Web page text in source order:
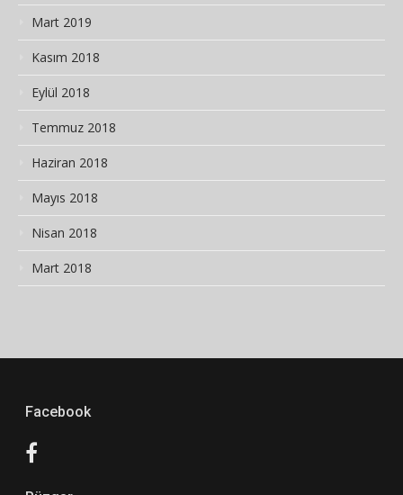
Mart 2019
Kasım 2018
Eylül 2018
Temmuz 2018
Haziran 2018
Mayıs 2018
Nisan 2018
Mart 2018
Facebook